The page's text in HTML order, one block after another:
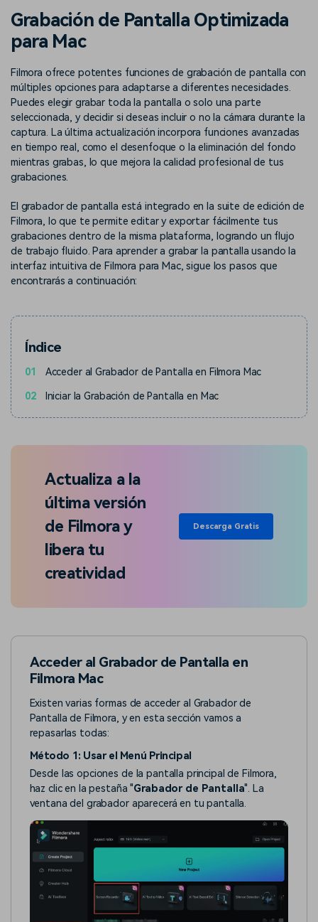
Inspírate con Filmora
Encuentra aquí lo que otros
Taller creativo
crecer e inspirar tu próximo
video
Centro de creadores
Muestra tu creatividad sin
límites con el Centro de
creadores
Plantillas en español
Explora las plantillas de video
editables diseñadas para
Comunidad
Contenido destacado
Consigue una afiliación a
nivel empresarial
Soporte
Conocimiento
Grabación de Pantalla Optimizada
para Mac
Filmora ofrece potentes funciones de grabación de pantalla con
múltiples opciones para adaptarse a diferentes necesidades.
Puedes elegir grabar toda la pantalla o solo una parte
seleccionada, y decidir si deseas incluir o no la cámara durante la
captura. La última actualización incorpora funciones avanzadas
en tiempo real, como el desenfoque o la eliminación del fondo
mientras grabas, lo que mejora la calidad profesional de tus
grabaciones.
El grabador de pantalla está integrado en la suite de edición de
Filmora, lo que te permite editar y exportar fácilmente tus
grabaciones dentro de la misma plataforma, logrando un flujo
de trabajo fluido. Para aprender a grabar la pantalla usando la
interfaz intuitiva de Filmora para Mac, sigue los pasos que
encontrarás a continuación:
Índice
01 Acceder al Grabador de Pantalla en Filmora Mac
02 Iniciar la Grabación de Pantalla en Mac
Actualiza a la
última versión
de Filmora y
libera tu
creatividad
Descarga Gratis
Acceder al Grabador de Pantalla en
Filmora Mac
Existen varias formas de acceder al Grabador de
Pantalla de Filmora, y en esta sección vamos a
repasarlas todas:
Método 1: Usar el Menú Principal
Desde las opciones de la pantalla principal de Filmora,
haz clic en la pestaña "Grabador de Pantalla". La
ventana del grabador aparecerá en tu pantalla.